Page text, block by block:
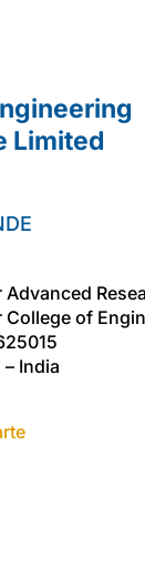
Limited
Advanced
College of
India